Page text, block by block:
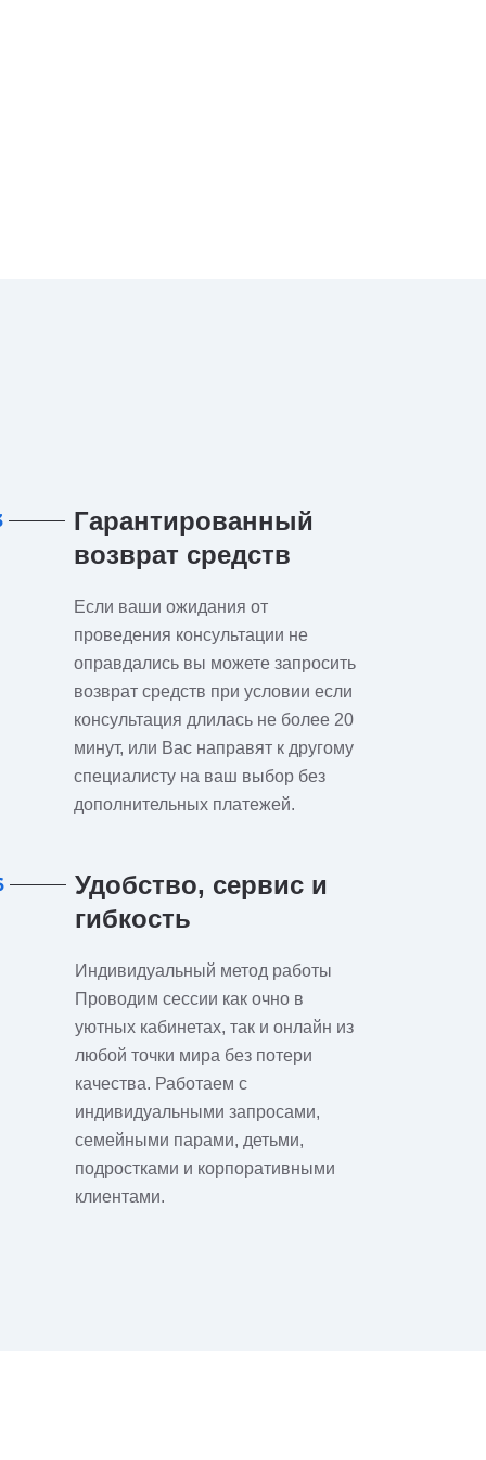
Гарантированный
возврат средств
Если ваши ожидания от
проведения консультации не
оправдались вы можете запросить
возврат средств при условии если
консультация длилась не более 20
минут, или Вас направят к другому
специалисту на ваш выбор без
дополнительных платежей.
Удобство, сервис и
гибкость
Индивидуальный метод работы
Проводим сессии как очно в
уютных кабинетах, так и онлайн из
любой точки мира без потери
качества. Работаем с
индивидуальными запросами,
семейными парами, детьми,
подростками и корпоративными
клиентами.